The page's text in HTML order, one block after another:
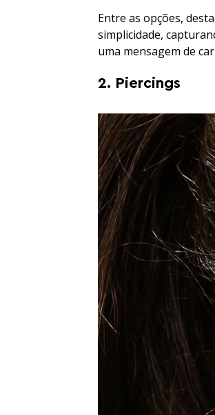
Entre as opções,
simplicidade,
uma mensagem de
2. Piercings